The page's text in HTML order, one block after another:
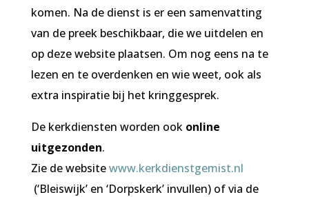
komen. Na de dienst is er een samenvatting
van de preek beschikbaar, die we uitdelen en
op deze website plaatsen. Om nog eens na te
lezen en te overdenken en wie weet, ook als
extra inspiratie bij het kringgesprek.
De kerkdiensten worden ook online
uitgezonden.
Zie de websitewww.kerkdienstgemist.nl
(‘Bleiswijk’ en ‘Dorpskerk’ invullen) of via de